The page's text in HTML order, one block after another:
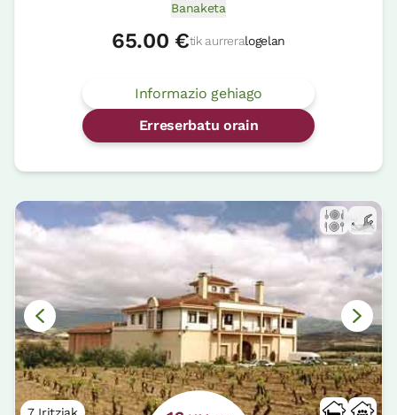
Banaketa
65.00 €tik aurreralogelan
Informazio gehiago
Erreserbatu orain
7 Iritziak